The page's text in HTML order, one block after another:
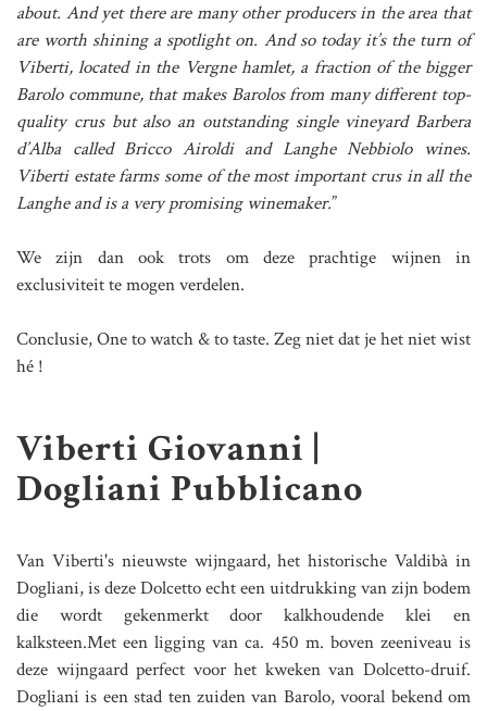
about. And yet there are many other producers in the area that
are worth shining a spotlight on. And so today it’s the turn of
Viberti, located in the Vergne hamlet, a fraction of the bigger
Barolo commune, that makes Barolos from many different top-
quality crus but also an outstanding single vineyard Barbera
d’Alba called Bricco Airoldi and Langhe Nebbiolo wines.
Viberti estate farms some of the most important crus in all the
Langhe and is a very promising winemaker.”
We zijn dan ook trots om deze prachtige wijnen in
exclusiviteit te mogen verdelen.
Conclusie, One to watch & to taste. Zeg niet dat je het niet wist
hé !
Viberti Giovanni |
Dogliani Pubblicano
Van Viberti's nieuwste wijngaard, het historische Valdibà in
Dogliani, is deze Dolcetto echt een uitdrukking van zijn bodem
die wordt gekenmerkt door kalkhoudende klei en
kalksteen.Met een ligging van ca. 450 m. boven zeeniveau is
deze wijngaard perfect voor het kweken van Dolcetto-druif.
Dogliani is een stad ten zuiden van Barolo, vooral bekend om